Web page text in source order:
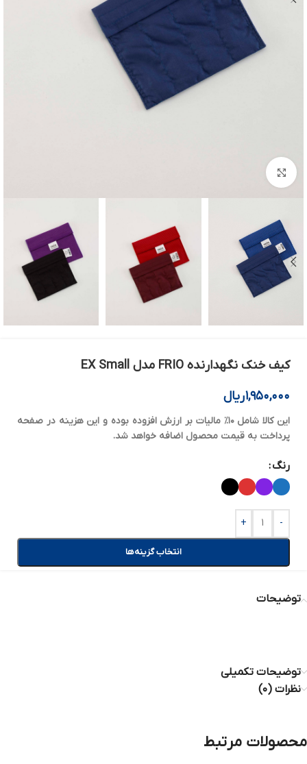
بزرگنمایی تصویر
کیف خنک نگهدارنده FRIO مدل EX Small
۱,۹۵۰,۰۰۰ریال
این کالا شامل ۱۰٪ مالیات بر ارزش افزوده بوده و این هزینه در صفحه
پرداخت به قیمت محصول اضافه خواهد شد.
رنگ
-
+
انتخاب گزینه‌ها
توضیحات
توضیحات تکمیلی
نظرات (۰)
محصولات مرتبط